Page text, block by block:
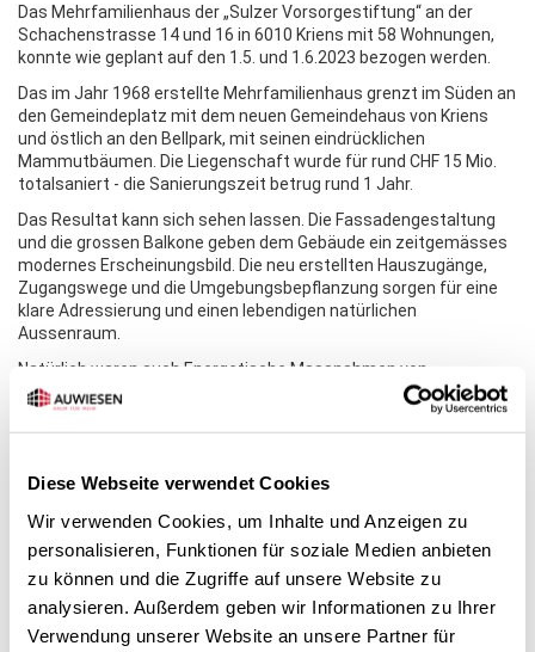
Diese Webseite verwendet Cookies
Wir verwenden Cookies, um Inhalte und Anzeigen zu
personalisieren, Funktionen für soziale Medien anbieten
zu können und die Zugriffe auf unsere Website zu
analysieren. Außerdem geben wir Informationen zu Ihrer
Verwendung unserer Website an unsere Partner für
Das Mehrfamilienhaus der „Sulzer Vorsorgestiftung“ an der
Schachenstrasse 14 und 16 in 6010 Kriens mit 58 Wohnungen,
konnte wie geplant auf den 1.5. und 1.6.2023 bezogen werden.
Das im Jahr 1968 erstellte Mehrfamilienhaus grenzt im Süden an
den Gemeindeplatz mit dem neuen Gemeindehaus von Kriens
und östlich an den Bellpark, mit seinen eindrücklichen
Mammutbäumen. Die Liegenschaft wurde für rund CHF 15 Mio.
totalsaniert - die Sanierungszeit betrug rund 1 Jahr.
Das Resultat kann sich sehen lassen. Die Fassadengestaltung
und die grossen Balkone geben dem Gebäude ein zeitgemässes
modernes Erscheinungsbild. Die neu erstellten Hauszugänge,
Zugangswege und die Umgebungsbepflanzung sorgen für eine
klare Adressierung und einen lebendigen natürlichen
Aussenraum.
Natürlich waren auch Energetische Massnahmen von
Bedeutung. Eine Pelletheizung und eine PV-Anlage sorgen für die
Energieversorgung der Liegenschaft.